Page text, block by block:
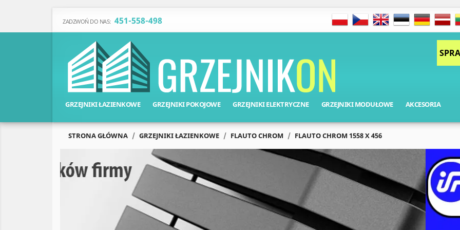
ZADZWOŃ DO NAS: 451-558-498
GRZEJNIKI ŁAZIENKOWE GRZEJNIKI POKOJOWE GRZEJNIKI ELEKTRYCZNE GRZEJNIKI MODUŁOWE AKCESORIA
STRONA GŁÓWNA GRZEJNIKI ŁAZIENKOWE FLAUTO CHROM FLAUTO CHROM 1558 X 456